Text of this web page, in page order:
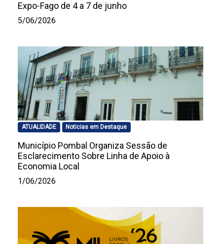
Expo-Fago de 4 a 7 de junho
5/06/2026
ATUALIDADE Noticias em Destaque
Município Pombal Organiza Sessão de
Esclarecimento Sobre Linha de Apoio à
Economia Local
1/06/2026